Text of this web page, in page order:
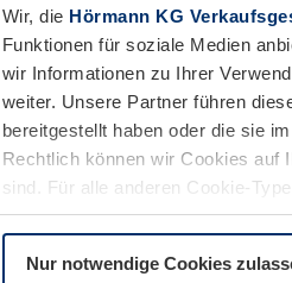
Wir, die Hörmann KG
Funktionen für soziale Medien
wir Informationen zu Ihrer
weiter. Unsere Partner führen
bereitgestellt haben oder die sie
Rechtlich können wir Cookies auf
sind. Für alle anderen Cookie-
Erläuterung auf der Seite
Nur notwendige Cookies
Zuverlässigkeit,
Mehrschichtbetrieb zu
Fundierter Umgang
Dies wäre wünschenswert:
Flurfördermittelschein